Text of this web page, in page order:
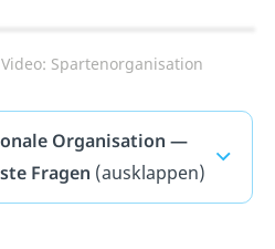
Spartenorganisation
Organisation —
Fragen (ausklappen)